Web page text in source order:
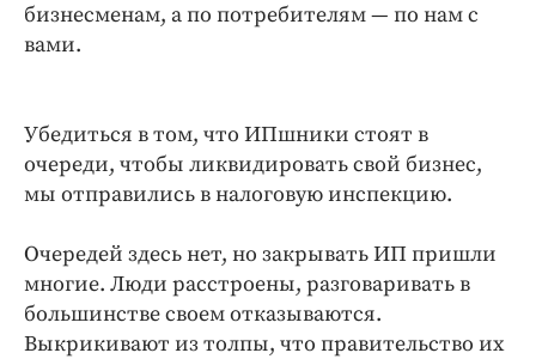
бизнесменам, а по потребителям — по нам с
вами.
Убедиться в том, что ИПшники стоят в
очереди, чтобы ликвидировать свой бизнес,
мы отправились в налоговую инспекцию.
Очередей здесь нет, но закрывать ИП пришли
многие. Люди расстроены, разговаривать в
большинстве своем отказываются.
Выкрикивают из толпы, что правительство их